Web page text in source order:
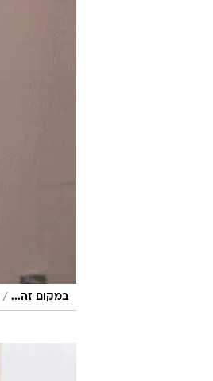
במקום זה... /